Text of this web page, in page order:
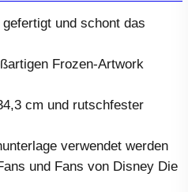
und schont das
Frozen-Artwork
cm und rutschfester
verwendet werden
und Fans von Disney Die